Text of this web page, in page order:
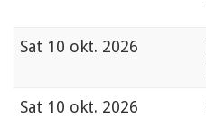
Sat 10 okt. 2026
Sat 10 okt. 2026